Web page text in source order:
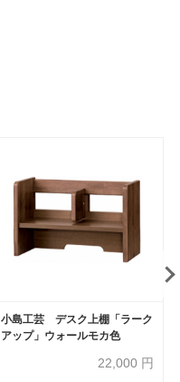
小島工芸 デスク上棚「ラーク
アップ」ウォールモカ色
22,000 円